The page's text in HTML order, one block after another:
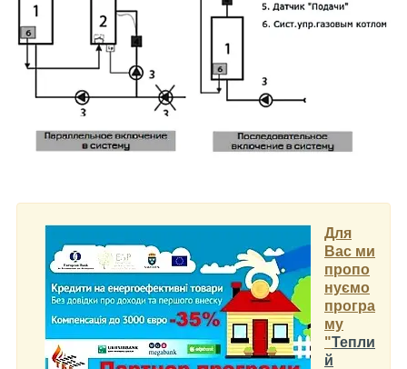
Для
Вас ми
пропо
нуємо
програ
му
"Тепли
й